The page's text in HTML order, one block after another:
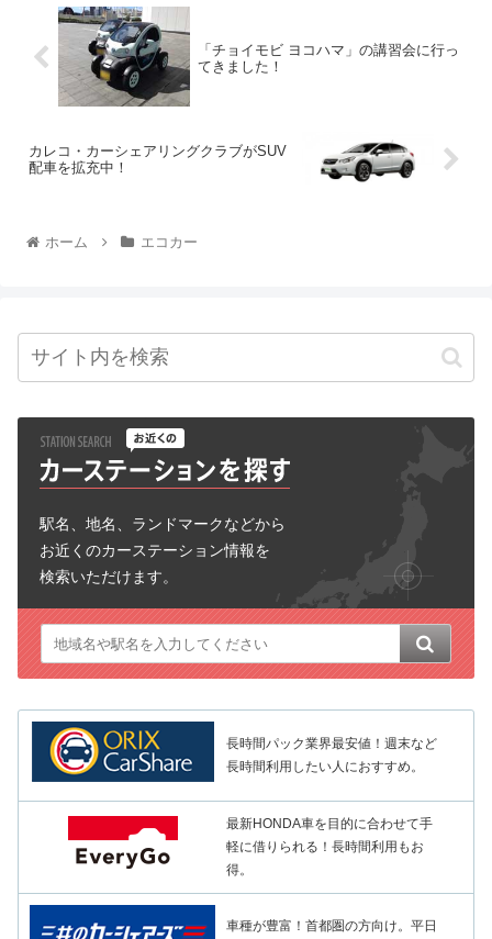
「チョイモビ ヨコハマ」の講習会に行っ
てきました！
カレコ・カーシェアリングクラブがSUV
配車を拡充中！
ホーム エコカー
駅名、地名、ランドマークなどから
お近くのカーステーション情報を
検索いただけます。
長時間パック業界最安値！週末など
長時間利用したい人におすすめ。
最新HONDA車を目的に合わせて手
軽に借りられる！長時間利用もお
得。
車種が豊富！首都圏の方向け。平日